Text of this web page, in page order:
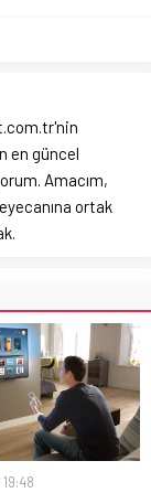
en güncel
Amacım,
ortak